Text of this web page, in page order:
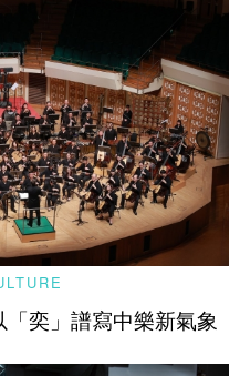
奕」譜寫中樂新氣象